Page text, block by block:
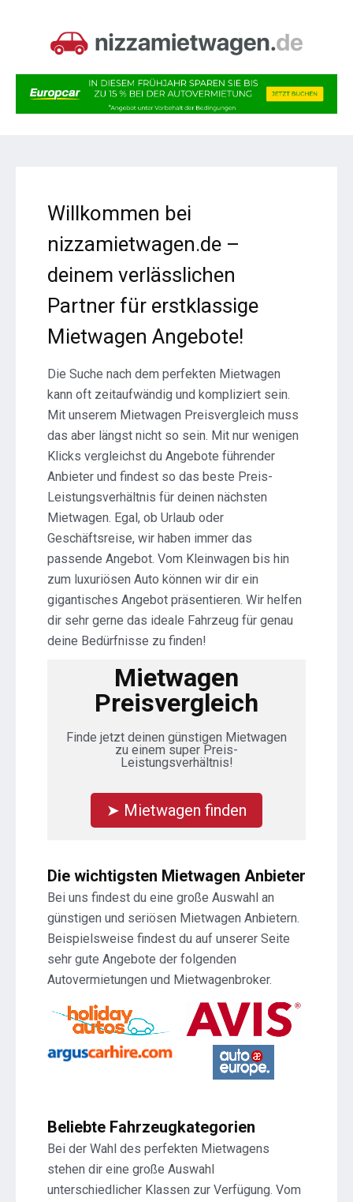
Willkommen bei
nizzamietwagen.de –
deinem verlässlichen
Partner für erstklassige
Mietwagen Angebote!
Die Suche nach dem perfekten Mietwagen
kann oft zeitaufwändig und kompliziert sein.
Mit unserem Mietwagen Preisvergleich muss
das aber längst nicht so sein. Mit nur wenigen
Klicks vergleichst du Angebote führender
Anbieter und findest so das beste Preis-
Leistungsverhältnis für deinen nächsten
Mietwagen. Egal, ob Urlaub oder
Geschäftsreise, wir haben immer das
passende Angebot. Vom Kleinwagen bis hin
zum luxuriösen Auto können wir dir ein
gigantisches Angebot präsentieren. Wir helfen
dir sehr gerne das ideale Fahrzeug für genau
deine Bedürfnisse zu finden!
Mietwagen
Preisvergleich
Finde jetzt deinen günstigen Mietwagen
zu einem super Preis-
Leistungsverhältnis!
➤ Mietwagen finden
Die wichtigsten Mietwagen Anbieter
Bei uns findest du eine große Auswahl an
günstigen und seriösen Mietwagen Anbietern.
Beispielsweise findest du auf unserer Seite
sehr gute Angebote der folgenden
Autovermietungen und Mietwagenbroker.
Beliebte Fahrzeugkategorien
Bei der Wahl des perfekten Mietwagens
stehen dir eine große Auswahl
unterschiedlicher Klassen zur Verfügung. Vom